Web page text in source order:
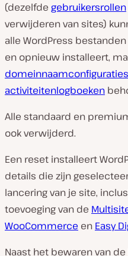
(dezelfde gebruikersrollen
verwijderen van sites)
alle WordPress
en opnieuw installeert,
domeinnaamconfiguraties
activiteitenlogboeken
Alle standaard en
ook verwijderd.
Een reset installeert
details die zijn
lancering van je site,
toevoeging van de
WooCommerce en Easy
Naast het bewaren van